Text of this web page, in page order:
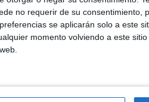
no requerir de su consentimiento,
se aplicarán solo a este
momento volviendo a este
me quejo